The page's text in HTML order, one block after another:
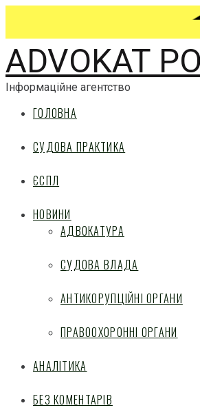
ADVOKAT
Інформаційне агентство
ГОЛОВНА
СУДОВА ПРАКТИКА
ЄСПЛ
НОВИНИ
АДВОКАТУРА
СУДОВА ВЛАДА
АНТИКОРУПЦІЙНІ ОРГАНИ
ПРАВООХОРОННІ ОРГАНИ
АНАЛІТИКА
БЕЗ КОМЕНТАРІВ